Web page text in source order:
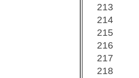
213
214
215
216
217
218